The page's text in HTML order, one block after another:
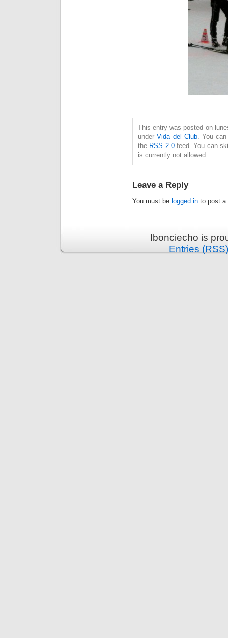
This entry was posted on
underVida del Club. You
the RSS 2.0feed. You can
is currently not allowed.
Leave a Reply
You must be logged in to post a
Ibonciecho is
Entries (RSS)